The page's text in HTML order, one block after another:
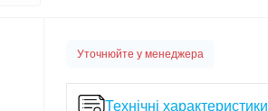
Уточнюйте у менеджера
Технічні характеристики